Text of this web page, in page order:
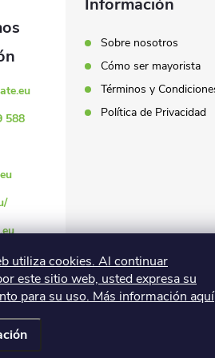
utiliza cookies. Al continuar
este sitio web, usted expresa su
para su uso. Más información aquí
588
Información
Sobre nosotros
Cómo ser mayorista
Términos y
Política de Privacidad
Editar la configuración de las cookies